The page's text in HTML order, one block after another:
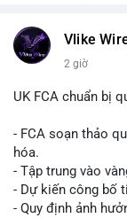
Vlike
2 giờ
UK FCA chuẩn bị
- FCA soạn thảo
hóa.
- Tập trung vào
- Dự kiến công bố
- Quy định ảnh